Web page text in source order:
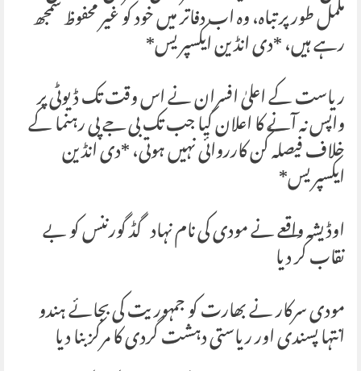
مکمل طور پر تباہ، وہ اب دفاتر میں خود کو غیر محفوظ سمجھ
رہے ہیں، *دی انڈین ایکسپریس*
ریاست کے اعلیٰ افسران نے اس وقت تک ڈیوٹی پر
واپس نہ آنے کا اعلان کیا جب تک بی جے پی رہنما کے
خلاف فیصلہ کُن کارروائی نہیں ہوتی، *دی انڈین
ایکسپریس*
اوڈیشہ واقعے نے مودی کی نام نہاد گڈ گورننس کو بے
نقاب کر دیا
مودی سرکار نے بھارت کو جمہوریت کی بجائے ہندو
انتہا پسندی اور ریاستی دہشت گردی کا مرکز بنا دیا